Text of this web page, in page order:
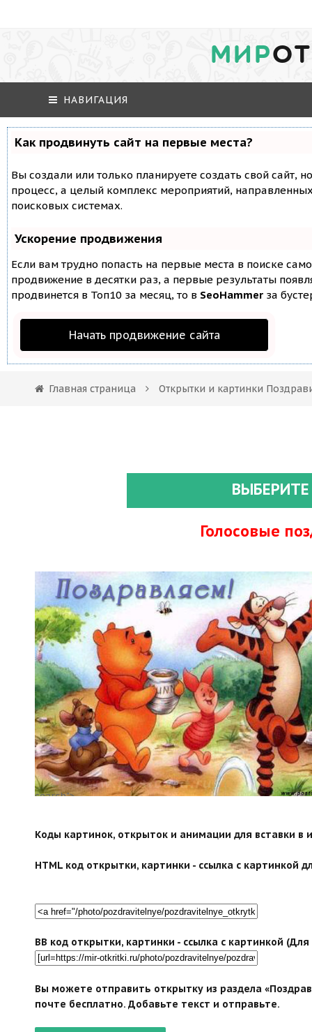
МИР
НАВИГАЦИЯ
Как продвинуть сайт на первые места?
Вы создали или только планируете создать свой сайт,
процесс, а целый комплекс мероприятий,
поисковых системах.
Ускорение продвижения
Если вам трудно попасть на первые места в поиске
продвижение в десятки раз, а первые результаты
продвинется в Топ10 за месяц, то в SeoHammer за
Начать продвижение сайта
Главная страница Открытки и картинки
Голосовые
search">
Коды картинок, открыток и анимации для вставки в
HTML код открытки, картинки - ссылка с картинкой
BB код открытки, картинки - ссылка с картинкой
Вы можете отправить открытку из раздела
почте бесплатно. Добавьте текст и отправьте.